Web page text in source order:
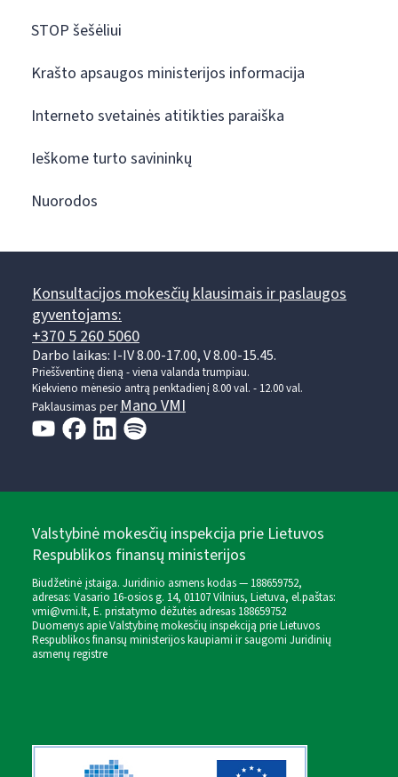
STOP šešėliui
Krašto apsaugos ministerijos informacija
Interneto svetainės atitikties paraiška
Ieškome turto savininkų
Nuorodos
Konsultacijos mokesčių klausimais ir paslaugos
gyventojams:
+370 5 260 5060
Darbo laikas: I-IV 8.00-17.00, V 8.00-15.45.
Prieššventinę dieną - viena valanda trumpiau.
Kiekvieno mėnesio antrą penktadienį 8.00 val. - 12.00 val.
Paklausimas perMano VMI
Valstybinė mokesčių inspekcija prie Lietuvos
Respublikos finansų ministerijos
Biudžetinė įstaiga. Juridinio asmens kodas — 188659752,
adresas: Vasario 16-osios g. 14, 01107 Vilnius, Lietuva, el.paštas:
vmi@vmi.lt, E. pristatymo dėžutės adresas 188659752
Duomenys apie Valstybinę mokesčių inspekciją prie Lietuvos
Respublikos finansų ministerijos kaupiami ir saugomi Juridinių
asmenų registre